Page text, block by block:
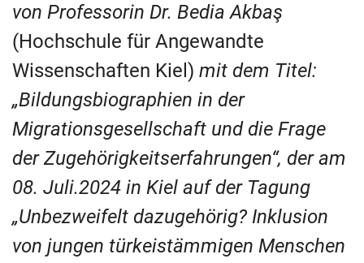
von Professorin Dr. Bedia Akbaş
(Hochschule für Angewandte
Wissenschaften Kiel) mit dem Titel:
„Bildungsbiographien in der
Migrationsgesellschaft und die Frage
der Zugehörigkeitserfahrungen“, der am
08. Juli.2024 in Kiel auf der Tagung
„Unbezweifelt dazugehörig? Inklusion
von jungen türkeistämmigen Menschen
Glossar